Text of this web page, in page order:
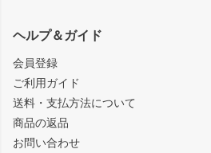
ヘルプ＆ガイド
会員登録
ご利用ガイド
送料・支払方法について
商品の返品
お問い合わせ